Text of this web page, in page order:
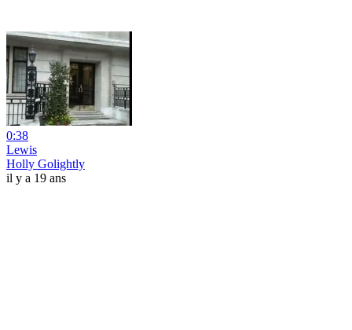
0:38
Lewis
Holly Golightly
il y a 19 ans